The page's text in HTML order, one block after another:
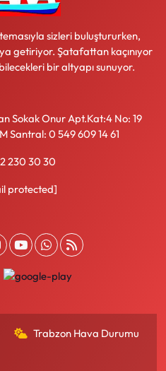
sizleri buluştururken,
getiriyor. Şatafattan kaçınıyor
bir altyapı sunuyor.
Sokak Onur Apt.Kat:4 No: 19
Santral: 0 549 609 14 61
230 30 30
protected]
Trabzon Hava Durumu